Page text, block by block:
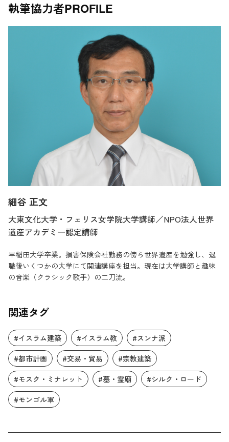
執筆協力者PROFILE
細谷 正文
大東文化大学・フェリス女学院大学講師／NPO法人世界
遺産アカデミー認定講師
早稲田大学卒業。損害保険会社勤務の傍ら世界遺産を勉強し、退
職後いくつかの大学にて関連講座を担当。現在は大学講師と趣味
の音楽（クラシック歌手）の二刀流。
関連タグ
#イスラム建築 #イスラム教
#スンナ派
#都市計画
#交易・貿易
#宗教建築
#モスク・ミナレット
#墓・霊廟
#シルク・ロード
#モンゴル軍